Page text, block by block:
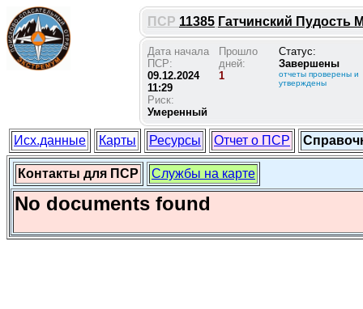
ПСР 11385 Гатчинский Пудость
Дата начала
ПСР:
09.12.2024
11:29
Риск:
Умеренный
Прошло
дней:
1
Статус:
Завершены
отчеты проверены и
утверждены
Исх.данные Карты Ресурсы Отчет о ПСР
Контакты для ПСР Службы на карте
No documents found